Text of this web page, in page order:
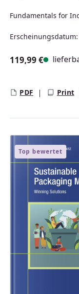
Fundamentals for
119,99 €
PDF Print
Top bewertet